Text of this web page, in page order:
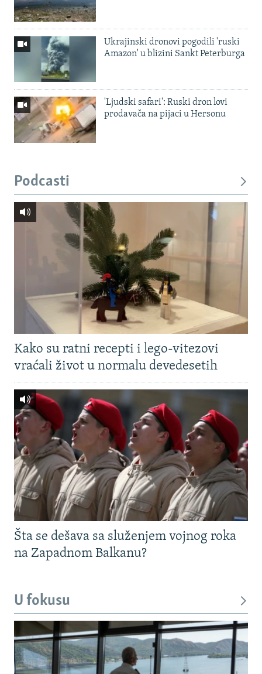
Ukrajinski dronovi pogodili 'ruski
Amazon' u blizini Sankt Peterburga
'Ljudski safari': Ruski dron lovi
prodavača na pijaci u Hersonu
Podcasti
Kako su ratni recepti i lego-vitezovi
vraćali život u normalu devedesetih
Šta se dešava sa služenjem vojnog roka
na Zapadnom Balkanu?
U fokusu